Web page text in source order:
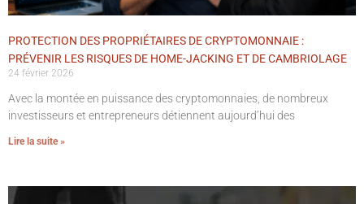
PROTECTION DES PROPRIÉTAIRES DE CRYPTOMONNAIE :
PRÉVENIR LES RISQUES DE HOME-JACKING ET DE CAMBRIOLAGE
24 février 2026
Avec la montée en puissance des cryptomonnaies, de nombreux
investisseurs et entrepreneurs détiennent aujourd’hui des
Lire la suite »